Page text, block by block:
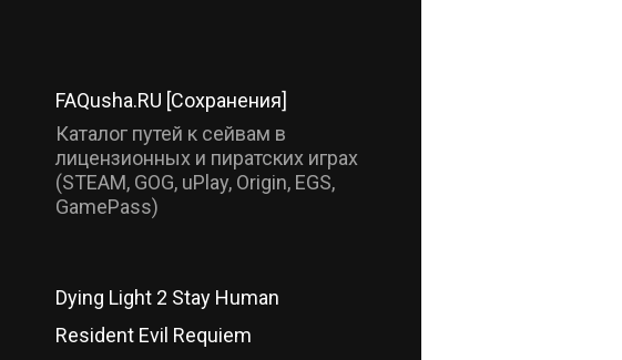
FAQusha.RU [Сохранения]
Каталог путей к сейвам в
лицензионных и пиратских играх
(STEAM, GOG, uPlay, Origin, EGS,
GamePass)
Dying Light 2 Stay Human
Resident Evil Requiem